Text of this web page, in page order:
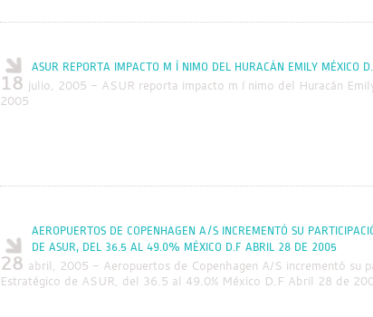
ASUR REPORTA IMPACTO M Í NIMO DEL HURACÁN EMILY MÉXICO
18 julio, 2005 - ASUR reporta impacto m í nimo del Huracán
2005
AEROPUERTOS DE COPENHAGEN A/S INCREMENTÓ SU
DE ASUR, DEL 36.5 AL 49.0% MÉXICO D.F ABRIL 28 DE 2005
28 abril, 2005 - Aeropuertos de Copenhagen A/S incrementó su
Estratégico de ASUR, del 36.5 al 49.0% México D.F Abril 28 de